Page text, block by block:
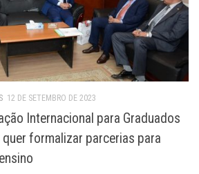
12 DE SETEMBRO DE 2023
Internacional para Graduados
quer formalizar parcerias para